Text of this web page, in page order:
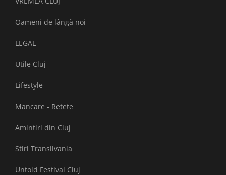
Oameni de lângă noi
LEGAL
Utile Cluj
Lifestyle
Mancare - Retete
Amintiri din Cluj
Stiri Transilvania
Untold Festival Cluj